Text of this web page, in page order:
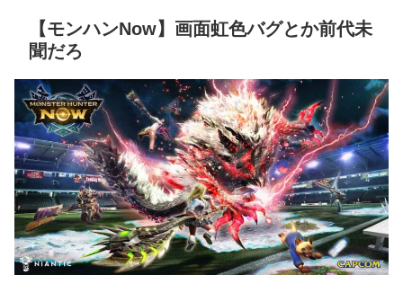
【モンハンNow】画面虹色バグとか前代未
聞だろ